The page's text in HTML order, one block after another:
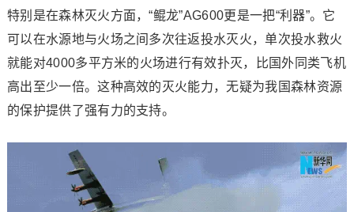
特别是在森林灭火方面，“鲲龙”AG600更是一把“利器”。它
可以在水源地与火场之间多次往返投水灭火，单次投水救火
就能对4000多平方米的火场进行有效扑灭，比国外同类飞机
高出至少一倍。这种高效的灭火能力，无疑为我国森林资源
的保护提供了强有力的支持。